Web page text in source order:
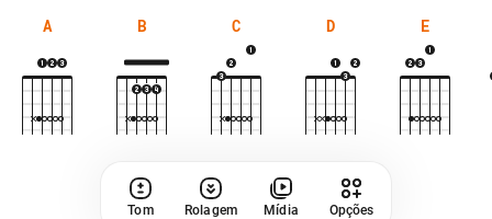
A B C D E
Tom Rolagem Mídia Opções